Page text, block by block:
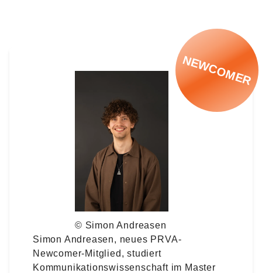
© Simon Andreasen
NEWCOMER
Simon Andreasen, neues PRVA-
Newcomer-Mitglied, studiert
Kommunikationswissenschaft im Master